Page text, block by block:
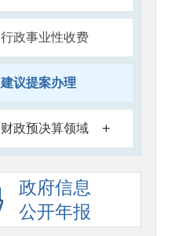
行政事业性收费
建议提案办理
财政预决算领域 +
政府信息
公开年报